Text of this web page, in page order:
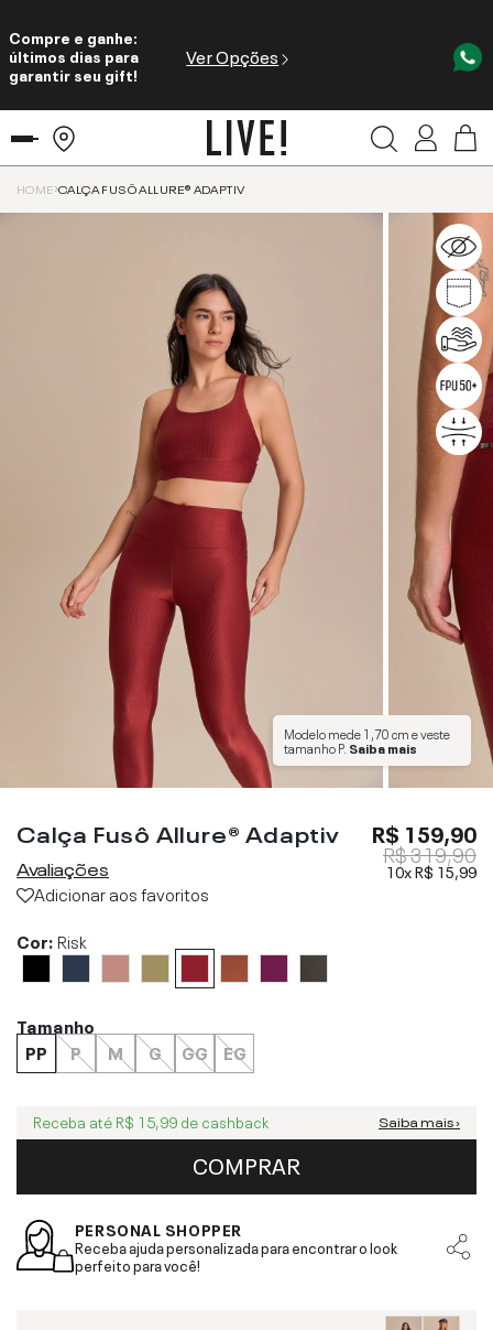
Compre e ganhe:
últimos dias para
garantir seu gift!
Ver Opções
HOME CALÇA FUSÔ ALLURE® ADAPTIV
Modelo mede1,70 cme veste
tamanhoP. Saiba mais
Calça Fusô Allure® Adaptiv
Avaliações
Adicionar aos favoritos
R$ 159,90
R$ 319,90
10xR$ 15,99
Cor:Risk
Tamanho
PP
P M G GG EG
Receba até R$ 15,99 de cashback Saiba mais ›
COMPRAR
PERSONAL SHOPPER
Receba ajuda personalizada para encontrar o look
perfeito para você!